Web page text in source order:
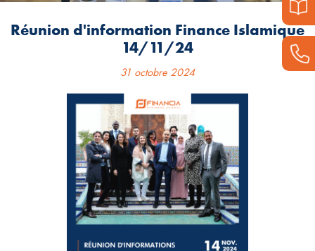
Réunion d'information Finance Islamique
14/11/24
31 octobre 2024